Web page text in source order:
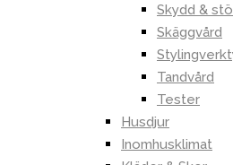
Skydd &
Skäggvård
Tandvård
Tester
Husdjur
Inomhusklimat
Recensioner